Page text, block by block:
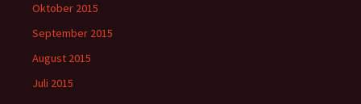
Oktober 2015
September 2015
August 2015
Juli 2015